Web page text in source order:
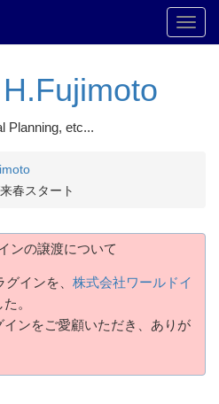
Planning, etc...
春スタート
ンの譲渡について
インを、 株式会社ワールドイ
。
ンをご愛顧いただき、ありが